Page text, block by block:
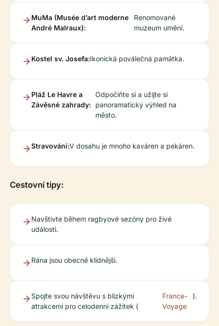
MuMa (Musée d’art moderne
André Malraux):
Renomované
muzeum umění.
Kostel sv. Josefa:Ikonická poválečná památka.
Pláž Le Havre a
Závěsné zahrady:
Odpočiňte si a užijte si
panoramatický výhled na
město.
Stravování:V dosahu je mnoho kaváren a pekáren.
Cestovní tipy:
Navštivte během ragbyové sezóny pro živé
události.
Rána jsou obecně klidnější.
Spojte svou návštěvu s blízkými
atrakcemi pro celodenní zážitek (
France-
Voyage
).